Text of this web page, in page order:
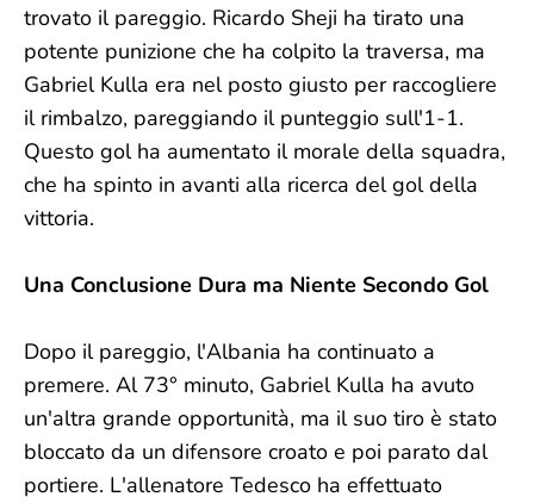
trovato il pareggio. Ricardo Sheji ha tirato una
potente punizione che ha colpito la traversa, ma
Gabriel Kulla era nel posto giusto per raccogliere
il rimbalzo, pareggiando il punteggio sull'1-1.
Questo gol ha aumentato il morale della squadra,
che ha spinto in avanti alla ricerca del gol della
vittoria.
Una Conclusione Dura ma Niente Secondo Gol
Dopo il pareggio, l'Albania ha continuato a
premere. Al 73° minuto, Gabriel Kulla ha avuto
un'altra grande opportunità, ma il suo tiro è stato
bloccato da un difensore croato e poi parato dal
portiere. L'allenatore Tedesco ha effettuato